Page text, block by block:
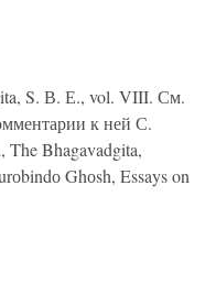
S. В. Е., vol. VIII. См.
к ней С.
The Bhagavadgita,
Ghоsh, Essays on